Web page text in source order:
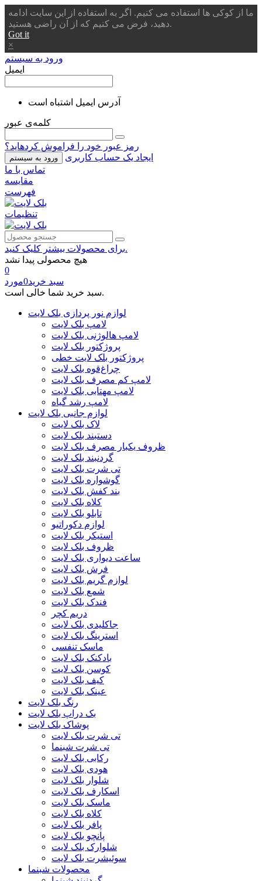
ما از کوکی ها استفاده می کنیم. اگر به استفاده از این سایت ادامه
دهید، فرض می کنیم که از آن راضی هستید.
Got it
×
ورود به سیستم
ایمیل
آدرس ایمیل اشتباه است
کلمه‌ی عبور
رمز عبور خود را فراموش کردهاید؟
ورود به سیستم
ایجاد یک حساب کاربری
تماس با ما
مقایسه
فهرست
تنظیمات
برای محصولات بیشتر کلیک کنید.
هیچ محصولی پیدا نشد
0
سبد خرید0مورد
سبد خرید شما خالی است.
لوازم نور پردازی بلک لایت
لامپ بلک لایت
لامپ هالوژنی بلک لایت
پروژکتور بلک لایت
پروژکتور بلک لایت خطی
چراغ‌قوه بلک لایت
لامپ کم مصرف بلک لایت
لامپ مهتابی بلک لایت
لامپ رشد گیاه
لوازم جانبی بلک لایت
لاک بلک لایت
دستبند بلک لایت
ظروف یکبار مصرف بلک لایت
گردنبند بلک لایت
تی شرت بلک لایت
گوشواره بلک لایت
بند کفش بلک لایت
کلاه بلک لایت
تابلو بلک لایت
لوازم دکوراتیو
استیکر بلک لایت
ظروف بلک لایت
ساعت دیواری بلک لایت
فرش بلک لایت
لوازم گریم بلک لایت
شمع بلک لایت
فندک بلک لایت
دریم کچر
جاکلیدی بلک لایت
استرینگ بلک لایت
ماسک تنفسی
بادکنک بلک لایت
کوسن بلک لایت
کیف بلک لایت
عینک بلک لایت
رنگ بلک لایت
بک دراپ بلک لایت
پوشاک بلک لایت
تی شرت بلک لایت
تی شرت شبنما
رکابی بلک لایت
هودی بلک لایت
شلوار بلک لایت
اسکارف بلک لایت
ماسک بلک لایت
کلاه بلک لایت
پافر بلک لایت
پانچو بلک لایت
شلوارک بلک لایت
سوئیشرت بلک لایت
محصولات شبنما